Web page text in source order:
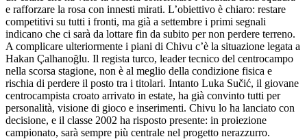
e rafforzare la rosa con innesti mirati. L’obiettivo è chiaro: restare
competitivi su tutti i fronti, ma già a settembre i primi segnali
indicano che ci sarà da lottare fin da subito per non perdere terreno.
A complicare ulteriormente i piani di Chivu c’è la situazione legata a
Hakan Çalhanoğlu. Il regista turco, leader tecnico del centrocampo
nella scorsa stagione, non è al meglio della condizione fisica e
rischia di perdere il posto tra i titolari. Intanto Luka Sučić, il giovane
centrocampista croato arrivato in estate, ha già convinto tutti per
personalità, visione di gioco e inserimenti. Chivu lo ha lanciato con
decisione, e il classe 2002 ha risposto presente: in proiezione
campionato, sarà sempre più centrale nel progetto nerazzurro.